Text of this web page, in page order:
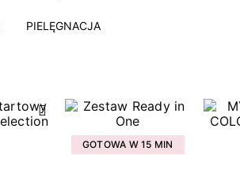
PIELĘGNACJA
GOTOWA W 15 MIN